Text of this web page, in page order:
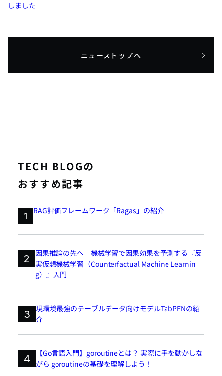
しました
ニューストップへ
TECH BLOGの
おすすめ記事
1 RAG評価フレームワーク「Ragas」の紹介
2
因果推論の先へ―機械学習で因果効果を予測する『反
実仮想機械学習（Counterfactual Machine Learnin
g）』入門
3 現環境最強のテーブルデータ向けモデルTabPFNの紹
介
4
【Go言語入門】goroutineとは？ 実際に手を動かしな
がら goroutineの基礎を理解しよう！